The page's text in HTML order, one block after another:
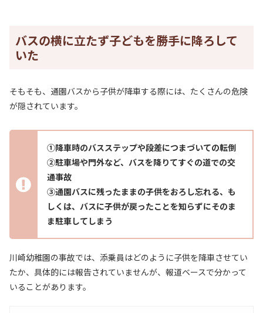
バスの横に立たず子どもを勝手に降ろして
いた
そもそも、通園バスから子供が降車する際には、たくさんの危険
が隠されています。
①降車時のバスステップや段差につまづいての転倒
②駐車場や門外など、バスを降りてすぐの道での交
通事故
③通園バスに残ったままの子供をおろし忘れる、も
しくは、バスに子供が戻ったことを知らずにそのま
ま駐車してしまう
川崎幼稚園の事故では、添乗員はどのように子供を降車させてい
たか、具体的には報告されていませんが、報道ベースで分かって
いることがあります。